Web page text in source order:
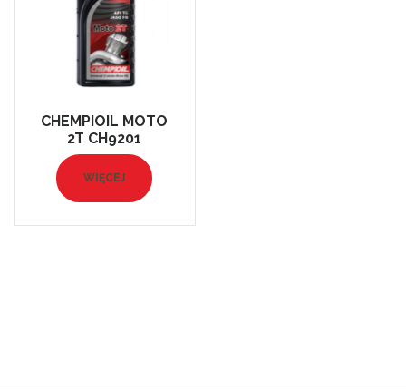
CHEMPIOIL MOTO
2T CH9201
WIĘCEJ